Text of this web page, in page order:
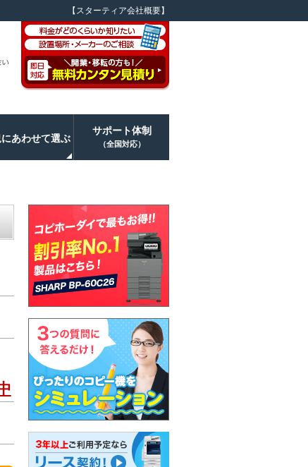
【スターティア会社概要】
あわせて選ぶ
サポート体制
（全国対応）